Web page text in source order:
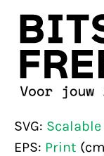
SVG:
EPS: Print